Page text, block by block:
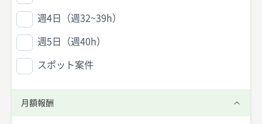
週4日（週32~39h）
週5日（週40h）
スポット案件
月額報酬